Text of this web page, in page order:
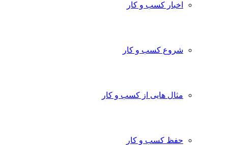
اخبار کسب و کار
شروع کسب و کار
مثال هایی از کسب و کار
حفظ کسب و کار